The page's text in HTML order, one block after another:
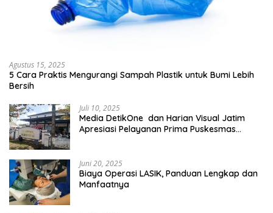
Agustus 15, 2025
5 Cara Praktis Mengurangi Sampah Plastik untuk Bumi Lebih
Bersih
Juli 10, 2025
Media DetikOne dan Harian Visual Jatim
Apresiasi Pelayanan Prima Puskesmas
Juni 20, 2025
Biaya Operasi LASIK, Panduan Lengkap dan
Manfaatnya